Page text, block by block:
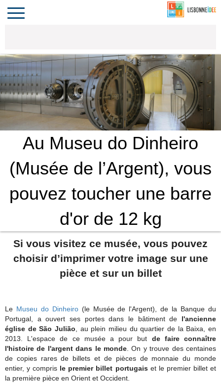
LE PORTUGAL
Toggle
navigation
Au Museu do Dinheiro
(Musée de l’Argent), vous
pouvez toucher une barre
d'or de 12 kg
Si vous visitez ce musée, vous pouvez
choisir d’imprimer votre image sur une
pièce et sur un billet
Le Museu do Dinheiro(le Musée de l'Argent), de la Banque du
Portugal, a ouvert ses portes dans le bâtiment de l'ancienne
église de São Julião, au plein milieu du quartier de la Baixa, en
2013. L'espace de ce musée a pour but de faire connaître
l'histoire de l'argent dans le monde. On y trouve des centaines
de copies rares de billets et de pièces de monnaie du monde
entier, y compris le premier billet portugaiset le premier billet et
la première pièce en Orient et Occident.